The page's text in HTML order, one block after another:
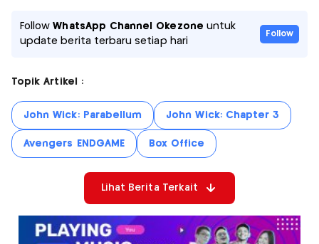
FollowWhatsApp Channel Okezone untuk
update berita terbaru setiap hari
Follow
Topik Artikel :
John Wick: Parabellum John Wick: Chapter 3
Avengers ENDGAME Box Office
Lihat Berita Terkait